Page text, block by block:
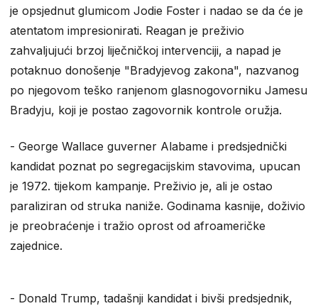
je opsjednut glumicom Jodie Foster i nadao se da će je
atentatom impresionirati. Reagan je preživio
zahvaljujući brzoj liječničkoj intervenciji, a napad je
potaknuo donošenje "Bradyjevog zakona", nazvanog
po njegovom teško ranjenom glasnogovorniku Jamesu
Bradyju, koji je postao zagovornik kontrole oružja.
- George Wallace guverner Alabame i predsjednički
kandidat poznat po segregacijskim stavovima, upucan
je 1972. tijekom kampanje. Preživio je, ali je ostao
paraliziran od struka naniže. Godinama kasnije, doživio
je preobraćenje i tražio oprost od afroameričke
zajednice.
- Donald Trump, tadašnji kandidat i bivši predsjednik,